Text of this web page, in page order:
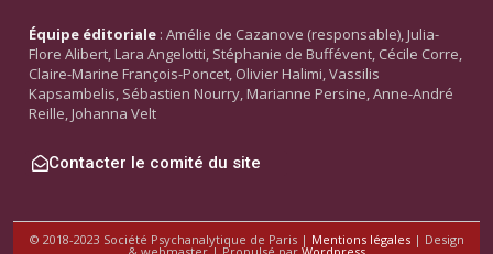
Équipe éditoriale : Amélie de Cazanove (responsable), Julia-
Flore Alibert, Lara Angelotti, Stéphanie de Buffévent, Cécile Corre,
Claire-Marine François-Poncet, Olivier Halimi, Vassilis
Kapsambelis, Sébastien Nourry, Marianne Persine, Anne-André
Reille, Johanna Velt
Contacter le comité du site
© 2018-2023 Société Psychanalytique de Paris | Mentions légales| Design